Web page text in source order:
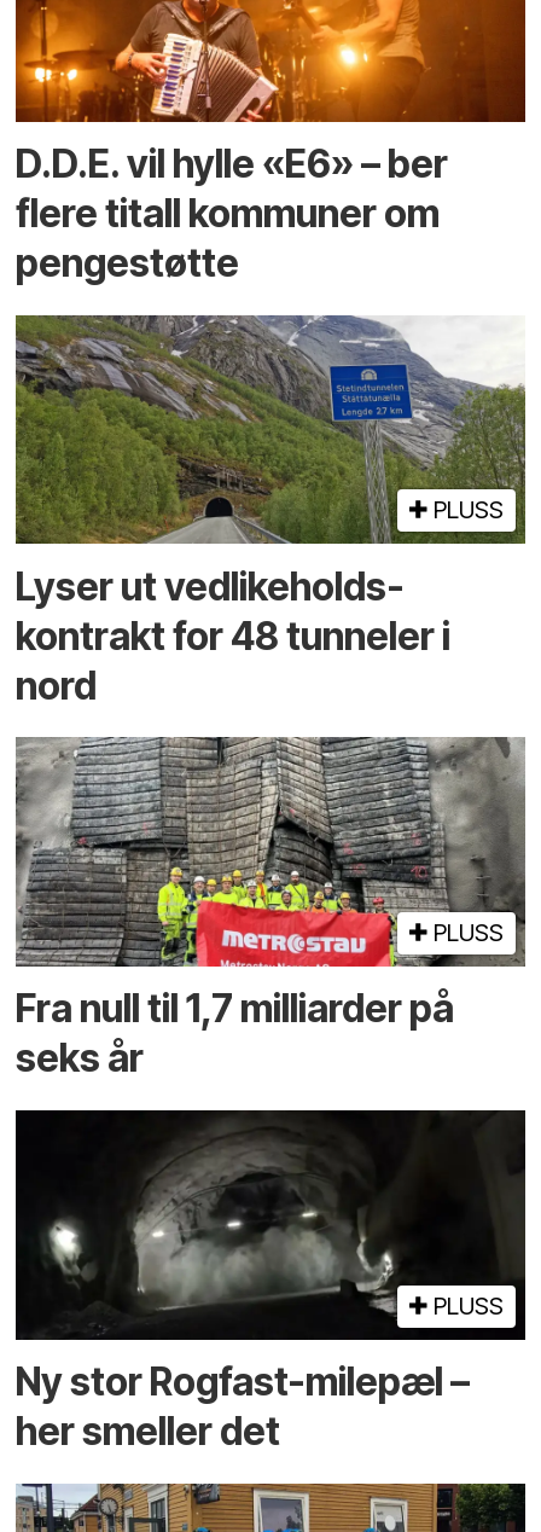
D.D.E. vil hylle «E6» – ber
flere titall kommuner om
pengestøtte
PLUSS
Lyser ut vedlikeholds­
kontrakt for 48 tunneler i
nord
PLUSS
Fra null til 1,7 milliarder på
seks år
PLUSS
Ny stor Rogfast-milepæl –
her smeller det